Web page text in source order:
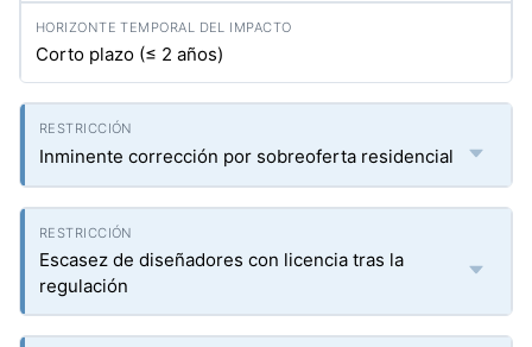
Corto plazo (≤ 2 años)
Inminente corrección por sobreoferta residencial
Escasez de diseñadores con licencia tras la
regulación